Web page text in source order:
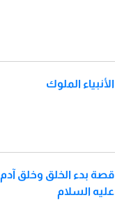
الأنبياء الملوك
قصة بدء الخلق وخلق آدم
عليه السلام